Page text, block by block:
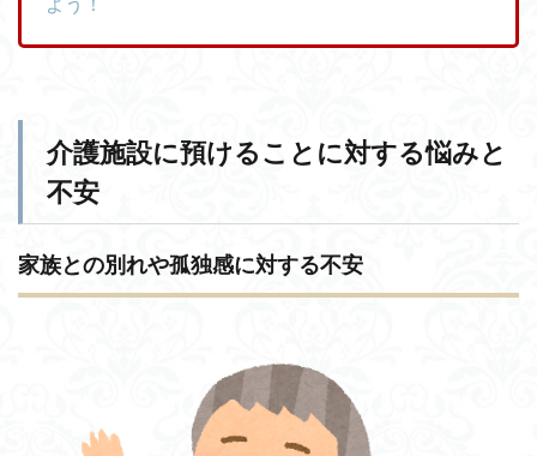
介護施設に預けることに対する悩みと
不安
家族との別れや孤独感に対する不安